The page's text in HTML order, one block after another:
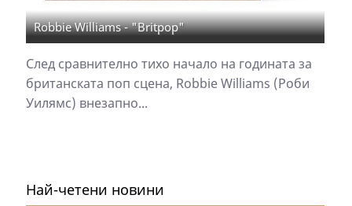
Robbie Williams - "Britpop"
След сравнително тихо начало на годината за
британската поп сцена, Robbie Williams (Роби
Уилямс) внезапно...
Най-четени новини